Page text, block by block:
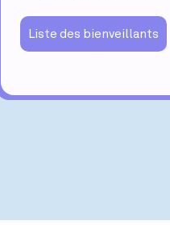
Liste des bienveillants